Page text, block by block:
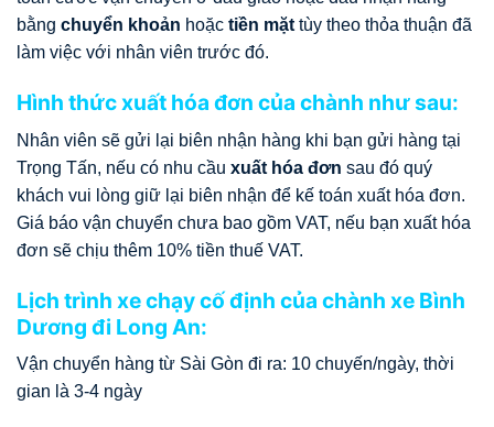
bằng chuyển khoản hoặc tiền mặttùy theo thỏa thuận đã
làm việc với nhân viên trước đó.
Hình thức xuất hóa đơn của chành như sau:
Nhân viên sẽ gửi lại biên nhận hàng khi bạn gửi hàng tại
Trọng Tấn, nếu có nhu cầu xuất hóa đơn sau đó quý
khách vui lòng giữ lại biên nhận để kế toán xuất hóa đơn.
Giá báo vận chuyển chưa bao gồm VAT, nếu bạn xuất hóa
đơn sẽ chịu thêm 10% tiền thuế VAT.
Lịch trình xe chạy cố định của chành xe Bình
Dương đi Long An:
Vận chuyển hàng từ Sài Gòn đi ra: 10 chuyến/ngày, thời
gian là 3-4 ngày